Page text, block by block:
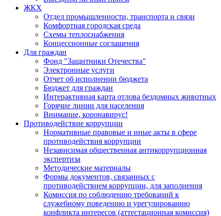
ЖКХ
Отдел промышленности, транспорта и связи
Комфортная городская среда
Схемы теплоснабжения
Концессионные соглашения
Для граждан
Фонд "Защитники Отечества"
Электронные услуги
Отчет об исполнении бюджета
Бюджет для граждан
Интерактивная карта отлова бездомных животных
Горячие линии для населения
Внимание, коронавирус!
Противодействие коррупции
Нормативные правовые и иные акты в сфере
противодействия коррупции
Независимая общественная антикоррупционная
экспертиза
Методические материалы
Формы документов, связанных с
противодействием коррупции, для заполнения
Комиссия по соблюдению требований к
служебному поведению и урегулированию
конфликта интересов (аттестационная комиссия)